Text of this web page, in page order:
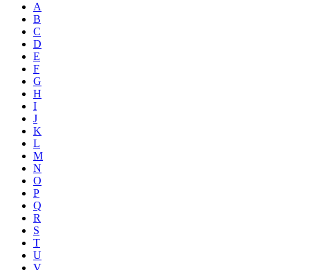
A
B
C
D
E
F
G
H
I
J
K
L
M
N
O
P
Q
R
S
T
U